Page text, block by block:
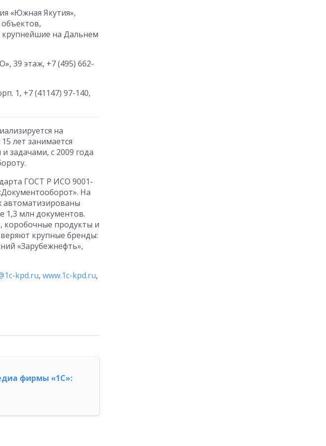
«Южная Якутия»,
крупнейшие на Дальнем
39 этаж, +7 (495) 662-
1, +7 (41147) 97-140,
на
лет занимается
задачами, с 2009 года
ГОСТ Р ИСО 9001-
На
автоматизированы
1,3 млн документов.
коробочные продукты и
крупные бренды:
«Зарубежнефть»,
kpd.ru, www.1c-kpd.ru,
фирмы «1С»: